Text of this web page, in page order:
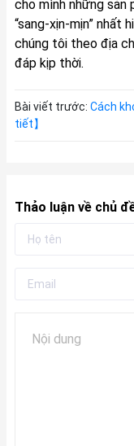
cho mình những sản
“sang-xịn-mịn” nhất
chúng tôi theo địa
đáp kịp thời.
Bài viết trước: Cách
tiết】
Thảo luận về chủ